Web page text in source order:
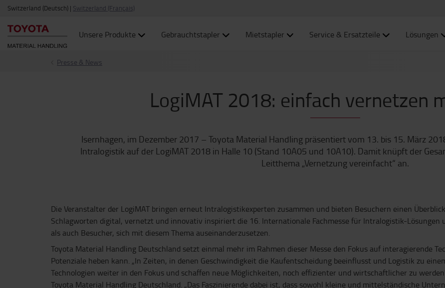
Switzerland (Deutsch) | Switzerland (Français)
Unsere Produkte Gebrauchtstapler Mietstapler Service & Ersatzteile Lösungen
Presse & News
LogiMAT 2018: einfach vernetzen
Isernhagen, im Dezember 2017 – Toyota Material Handling präsentiert vom 13. bis 15. März
Intralogistik auf der LogiMAT 2018 in Halle 10 (Stand 10A05 und 10A10). Damit knüpft der
Leitthema „Vernetzung vereinfacht“ an.
Die Veranstalter der LogiMAT bringen erneut Intralogistikexperten zusammen und bieten Besuchern einen
Schlagworten digital, vernetzt und innovativ inspiriert die 16. Internationale Fachmesse für Intralogistik-Lösungen
als auch Besucher, sich mit diesem Thema auseinanderzusetzen.
Toyota Material Handling Deutschland setzt einmal mehr im Rahmen dieser Messe den Fokus auf interagierende
Potenziale heben kann. „In Zeiten, in denen Geschwindigkeit die Kaufentscheidung beeinflusst und Logistik zu
Technologien weiter in den Fokus und schaffen neue Möglichkeiten, noch effizienter und wirtschaftlicher zu
Toyota Material Handling Deutschland. „Das Faszinierende dabei ist, dass sowohl kleine und mittelständische